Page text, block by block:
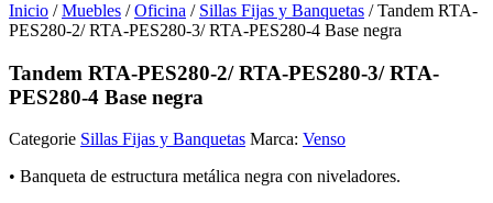
Inicio /Muebles /Oficina / Sillas Fijas y Banquetas / Tandem RTA-
PES280-2/ RTA-PES280-3/ RTA-PES280-4 Base negra
Tandem RTA-PES280-2/ RTA-PES280-3/ RTA-
PES280-4 Base negra
Categorie Sillas Fijas y Banquetas Marca: Venso
• Banqueta de estructura metálica negra con niveladores.